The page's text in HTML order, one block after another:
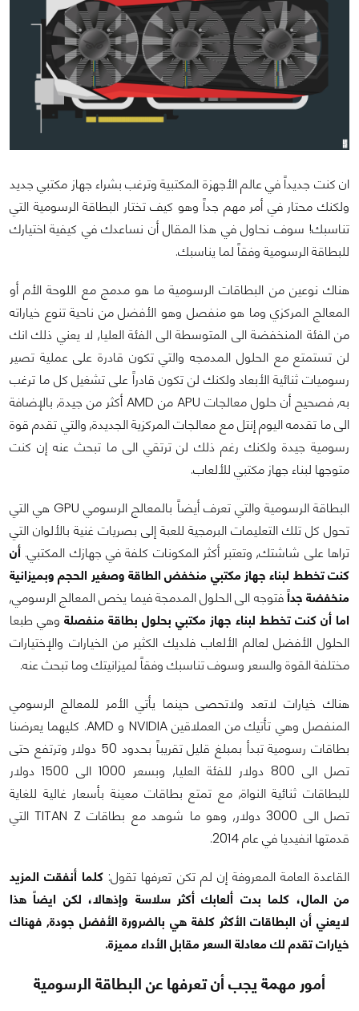
ان كنت جديداً في عالم الأجهزة المكتبية وترغب بشراء جهاز مكتبي جديد
ولكنك محتار في أمر مهم جداً وهو كيف تختار البطاقة الرسومية التي
تناسبك! سوف نحاول في هذا المقال أن نساعدك في كيفية اختيارك
للبطاقة الرسومية وفقاً لما يناسبك.
هناك نوعين من البطاقات الرسومية ما هو مدمج مع اللوحة الأم أو
المعالج المركزي وما هو منفصل وهو الأفضل من ناحية تنوع خياراته
من الفئة المنخفضة الى المتوسطة الى الفئة العليا, لا يعني ذلك انك
لن تستمتع مع الحلول المدمجه والتي تكون قادرة على عملية تصير
رسوميات ثنائية الأبعاد ولكنك لن تكون قادراً على تشغيل كل ما ترغب
به, فصحيح أن حلول معالجات APU من AMD أكثر من جيدة, بالإضافة
الى ما تقدمه اليوم إنتل مع معالجات المركزية الجديدة, والتي تقدم قوة
رسومية جيدة ولكنك رغم ذلك لن ترتقي الى ما تبحث عنه إن كنت
متوجها لبناء جهاز مكتبي للألعاب.
البطاقة الرسومية والتي تعرف أيضاً بالمعالج الرسومي GPU هي التي
تحول كل تلك التعليمات البرمجية للعبة إلى بصريات غنية بالألوان التي
تراها على شاشتك, وتعتبر أكثر المكونات كلفة في جهازك المكتبي. أن
كنت تخطط لبناء جهاز مكتبي منخفض الطاقة وصغير الحجم وبميزانية
منخفضة جداًفتوجه الى الحلول المدمجة فيما يخص المعالج الرسومي,
اما أن كنت تخطط لبناء جهاز مكتبي بحلول بطاقة منفصلة وهي طبعا
الحلول الأفضل لعالم الألعاب فلديك الكثير من الخيارات والإختيارات
مختلفة القوة والسعر وسوف تناسبك وفقاً لميزانيتك وما تبحث عنه.
هناك خيارات لاتعد ولاتحصى حينما يأتي الأمر للمعالج الرسومي
المنفصل وهي تأتيك من العملاقين NVIDIA و AMD. كليهما يعرضنا
بطاقات رسومية تبدأ بمبلغ قليل تقريباً بحدود 50 دولار وترتفع حتى
تصل الى 800 دولار للفئة العليا, وبسعر 1000 الى 1500 دولار
للبطاقات ثنائية النواة, مع تمتع بطاقات معينة بأسعار غالية للغاية
تصل الى 3000 دولار, وهو ما شوهد مع بطاقات TITAN Z التي
قدمتها انفيديا في عام 2014.
القاعدة العامة المعروفة إن لم تكن تعرفها تقول: كلما أنفقت المزيد
من المال، كلما بدت ألعابك أكثر سلاسة وإذهالا، لكن ايضاً هذا
لايعني أن البطاقات الأكثر كلفة هي بالضرورة الأفضل جودة, فهناك
خيارات تقدم لك معادلة السعر مقابل الأداء مميزة.
أمور مهمة يجب أن تعرفها عن البطاقة الرسومية